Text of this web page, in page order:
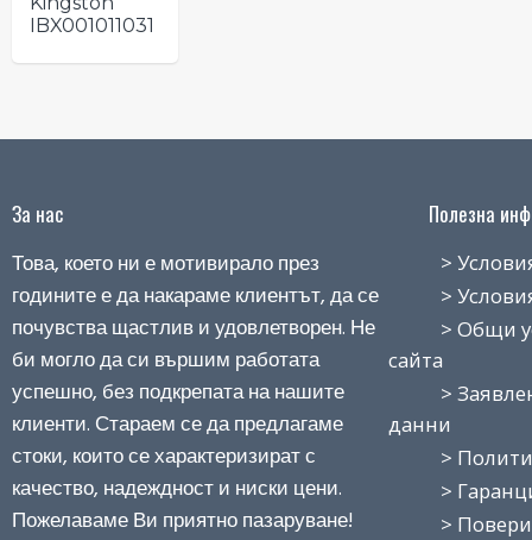
IBX001011031
За нас
Това, което ни е мотивирало през
годините е да накараме клиентът, да се
почувства щастлив и удовлетворен. Не
би могло да си вършим работата
успешно, без подкрепата на нашите
клиенти. Стараем се да предлагаме
стоки, които се характеризират с
качество, надеждност и ниски цени.
Пожелаваме Ви приятно пазаруване!
Полезна
> Условия
> Условия
> Общи
сайта
>
данни
>
>
>